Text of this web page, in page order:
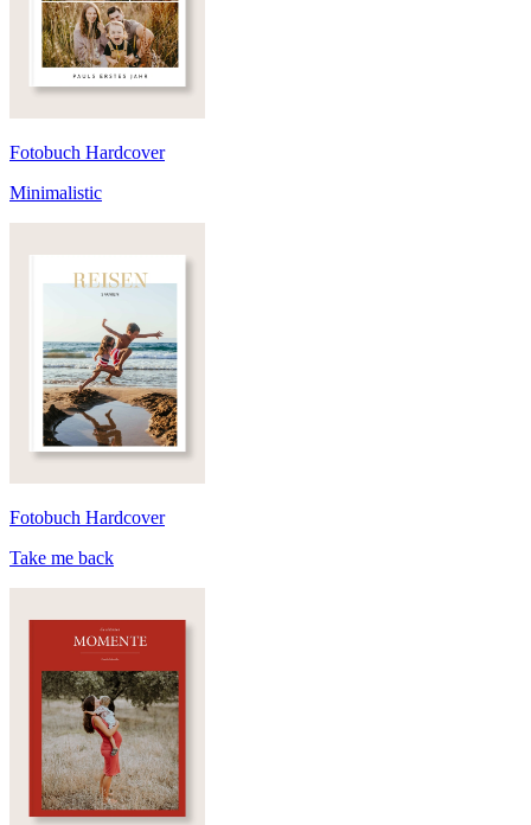
Fotobuch Hardcover
Minimalistic
Fotobuch Hardcover
Take me back